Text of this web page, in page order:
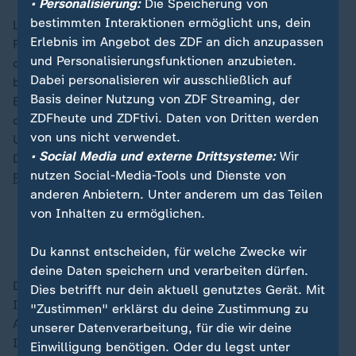
Laut WEF reisen rund 900 CEOs und 60 Staats- und
Regierungschefs an. Eine weitere Schlüsselrolle soll
der ukrainische PräsidentWolodymyr Selenskyj
bekommen. Er ist schon am Dienstag dran - genau wie
Bundeskanzler Olaf Scholz. Der SPD-Politiker ist nicht
der einzige deutsche Kanzlerkandidat mit Redeslot:
Unions-KanzlerkandidatFriedrich Merz
Dienstagabend im Programm, Wirtschaftsminister
Robert Habeck(Grüne) am Mittwoch.
Ungleichheit spaltet Deutschland: Millionenerbin
Das WEF bringt außerdem mächtige
Interessenvertreter aus dem Nahen Osten zusammen:
Angekündigt hat sich der israelische Staatspräsident
Izchak Herzog. Ursprünglich war auch eine Rede des
• Personalisierung:Die Speicherung von
bestimmten Interaktionen ermöglicht uns, dein
Erlebnis im Angebot des ZDF an dich anzupassen
und Personalisierungsfunktionen anzubieten.
Dabei personalisieren wir ausschließlich auf
Basis deiner Nutzung von ZDF Streaming, der
ZDFheute und ZDFtivi. Daten von Dritten werden
von uns nicht verwendet.
• Social Media und externe Drittsysteme:Wir
nutzen Social-Media-Tools und Dienste von
anderen Anbietern. Unter anderem um das Teilen
von Inhalten zu ermöglichen.
Du kannst entscheiden, für welche Zwecke wir
deine Daten speichern und verarbeiten dürfen.
Dies betrifft nur dein aktuell genutztes Gerät. Mit
"Zustimmen" erklärst du deine Zustimmung zu
unserer Datenverarbeitung, für die wir deine
Einwilligung benötigen. Oder du legst unter